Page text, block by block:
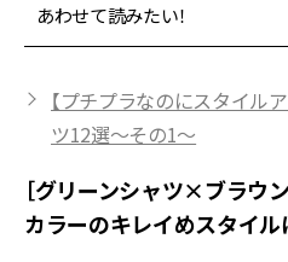
あわせて読みたい！
【プチプラなのにスタイル
ツ12選～その1～
［グリーンシャツ×ブラウ
カラーのキレイめスタイル